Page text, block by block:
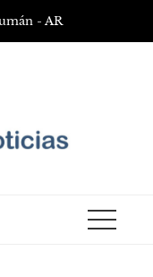
- AR